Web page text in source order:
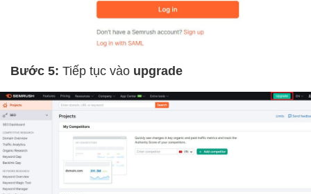
Bước 5: Tiếp tục vào upgrade